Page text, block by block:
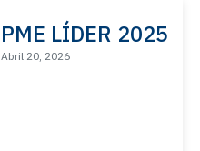
PME LÍDER 2025
Abril 20, 2026